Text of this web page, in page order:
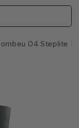
O4 Steplite